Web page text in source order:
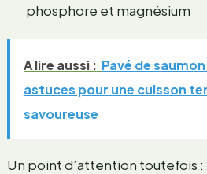
phosphore et magnésium
A lire aussi : Pavé de
astuces pour une cuisson
savoureuse
Un point d’attention toutefois